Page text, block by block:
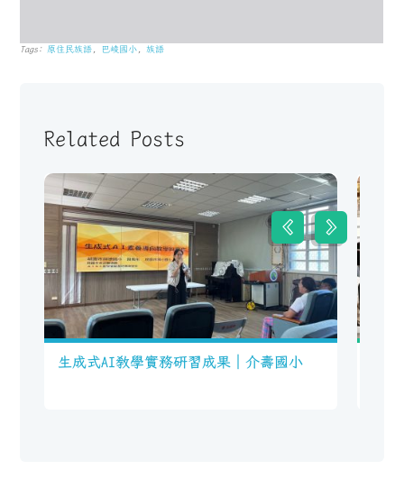
Tags: 原住民族語, 巴崚國小,族語
Related Posts
生成式AI教學實務研習成果｜介壽國小